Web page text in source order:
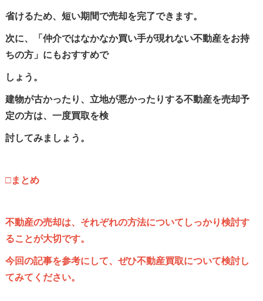
省けるため、短い期間で売却を完了できます。
次に、「仲介ではなかなか買い手が現れない不動産をお持
ちの方」にもおすすめで
しょう。
建物が古かったり、立地が悪かったりする不動産を売却予
定の方は、一度買取を検
討してみましょう。
□まとめ
不動産の売却は、それぞれの方法についてしっかり検討す
ることが大切です。
今回の記事を参考にして、ぜひ不動産買取について検討し
てみてください。